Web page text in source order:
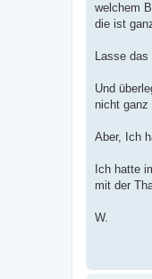
welchem
die ist
Lasse
Und
nicht ganz
Aber, Ich
Ich hatte
mit der
W.